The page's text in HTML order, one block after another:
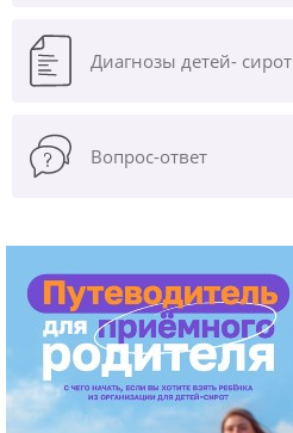
Диагнозы детей- сирот
Вопрос-ответ